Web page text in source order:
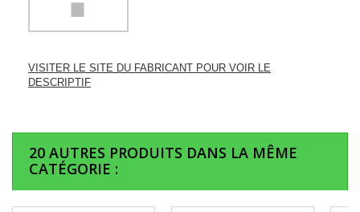
VISITER LE SITE DU FABRICANT POUR VOIR LE
DESCRIPTIF
20 AUTRES PRODUITS DANS LA MÊME
CATÉGORIE :